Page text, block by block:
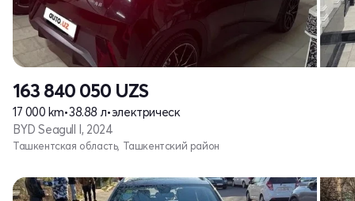
163 840 050 UZS
17 000 km•38.88 л•электрическ
BYD Seagull I, 2024
Ташкентская область, Ташкентский район